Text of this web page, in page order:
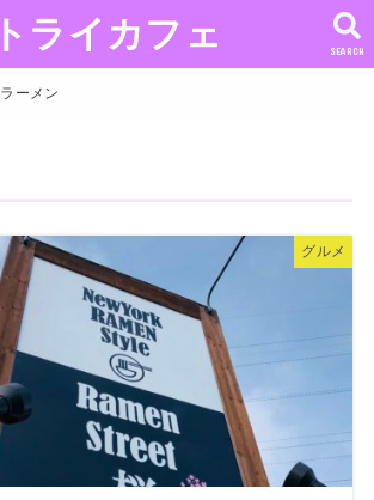
トライカフェ SEARCH
ラーメン
グルメ